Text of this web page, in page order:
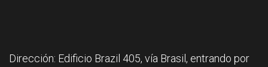
Dirección: Edificio Brazil 405, vía Brasil, entrando por